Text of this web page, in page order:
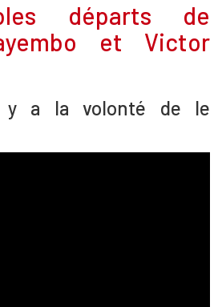
départs de
et Victor
y a la volonté de le